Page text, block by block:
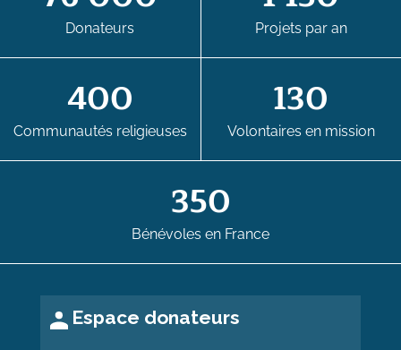
Donateurs Projets par an
400
Communautés religieuses
130
Volontaires en mission
350
Bénévoles en France
Espace donateurs